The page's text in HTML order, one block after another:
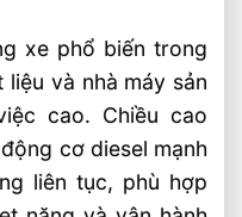
xe phổ biến trong
và nhà máy sản
cao. Chiều cao
cơ diesel mạnh
liên tục, phù hợp